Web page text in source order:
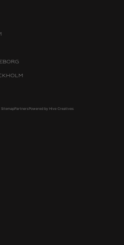
SitemapPartnersPowered by Hive Creatives